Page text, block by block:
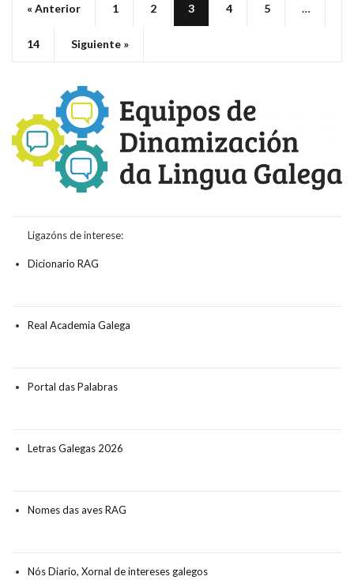
« Anterior 1 2 3 4 5 …
14 Siguiente »
Ligazóns de interese:
Dicionario RAG
Real Academia Galega
Portal das Palabras
Letras Galegas 2026
Nomes das aves RAG
Nós Diario, Xornal de intereses galegos